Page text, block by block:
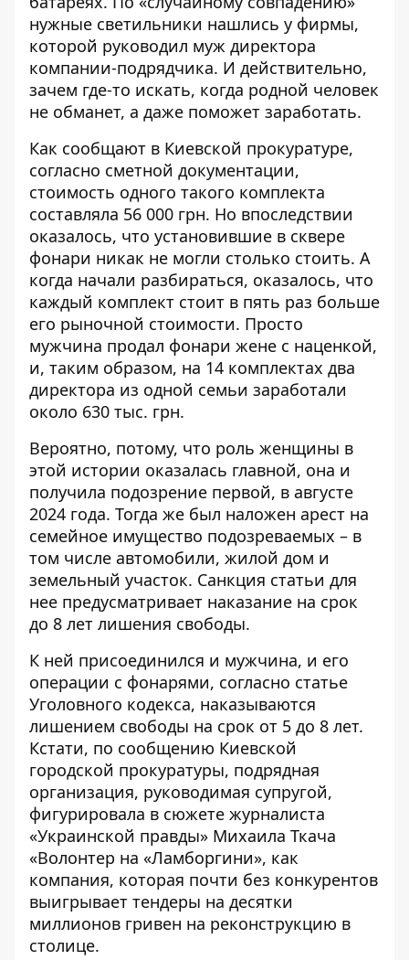
нужные светильники нашлись у фирмы,
которой руководил муж директора
компании-подрядчика. И действительно,
зачем где-то искать, когда родной человек
не обманет, а даже поможет заработать.
Как сообщают в Киевской прокуратуре,
согласно сметной документации,
стоимость одного такого комплекта
составляла 56 000 грн. Но впоследствии
оказалось, что установившие в сквере
фонари никак не могли столько стоить. А
когда начали разбираться, оказалось, что
каждый комплект стоит в пять раз больше
его рыночной стоимости. Просто
мужчина продал фонари жене с наценкой,
и, таким образом, на 14 комплектах два
директора из одной семьи заработали
около 630 тыс. грн.
Вероятно, потому, что роль женщины в
этой истории оказалась главной, она и
получила подозрение первой, в августе
2024 года. Тогда же был наложен арест на
семейное имущество подозреваемых – в
том числе автомобили, жилой дом и
земельный участок. Санкция статьи для
нее предусматривает наказание на срок
до 8 лет лишения свободы.
К ней присоединился и мужчина, и его
операции с фонарями, согласно статье
Уголовного кодекса, наказываются
лишением свободы на срок от 5 до 8 лет.
Кстати, по сообщению Киевской
городской прокуратуры, подрядная
организация, руководимая супругой,
фигурировала в сюжете журналиста
«Украинской правды» Михаила Ткача
«Волонтер на «Ламборгини», как
компания, которая почти без конкурентов
выигрывает тендеры на десятки
миллионов гривен на реконструкцию в
столице.